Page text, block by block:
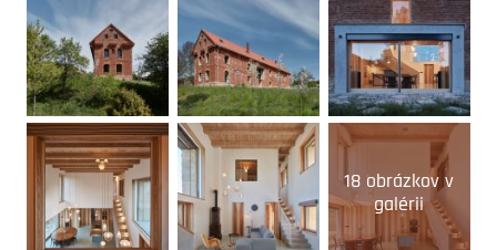
18 obrázkov v
galérii